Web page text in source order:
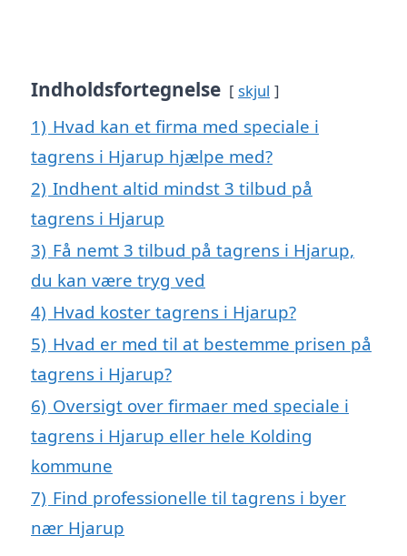
Indholdsfortegnelse skjul
1) Hvad kan et firma med speciale i
tagrens i Hjarup hjælpe med?
2) Indhent altid mindst 3 tilbud på
tagrens i Hjarup
3) Få nemt 3 tilbud på tagrens i Hjarup,
du kan være tryg ved
4) Hvad koster tagrens i Hjarup?
5) Hvad er med til at bestemme prisen på
tagrens i Hjarup?
6) Oversigt over firmaer med speciale i
tagrens i Hjarup eller hele Kolding
kommune
7) Find professionelle til tagrens i byer
nær Hjarup